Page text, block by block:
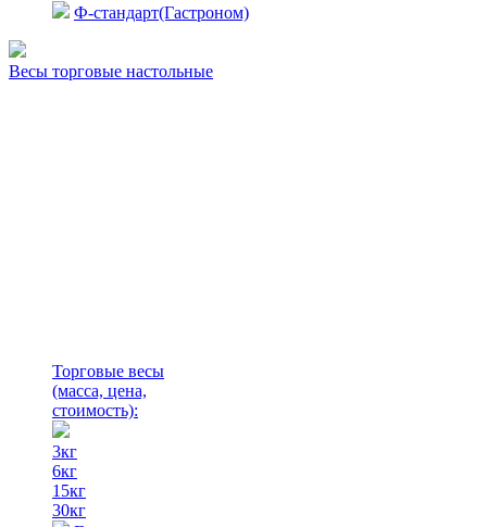
Ф-стандарт(Гастроном)
Весы торговые настольные
Торговые весы
(масса, цена,
стоимость):
3кг
6кг
15кг
30кг